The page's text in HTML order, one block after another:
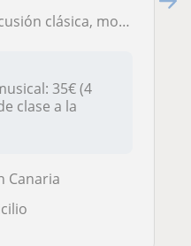
y latina para diversas edades
35€ (4
clase a la
Canaria